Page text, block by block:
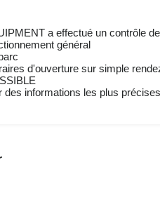
a effectué un contrôle
général
d'ouverture sur simple
des informations les plus